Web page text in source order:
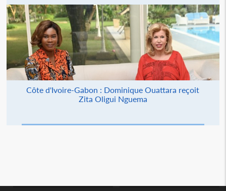
Côte d'Ivoire-Gabon : Dominique Ouattara reçoit
Zita Oligui Nguema